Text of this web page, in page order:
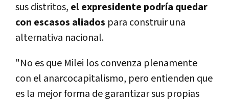
sus distritos, el expresidente podría quedar
con escasos aliados para construir una
alternativa nacional.
"No es que Milei los convenza plenamente
con el anarcocapitalismo, pero entienden que
es la mejor forma de garantizar sus propias